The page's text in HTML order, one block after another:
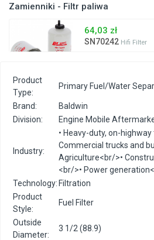
Zamienniki - Filtr paliwa
64,03 zł
SN70242 Hifi Filter
Product
Type:
Primary Fuel/Water
Brand:
Baldwin
Division:
Engine Mobile
Industry:
• Heavy-duty, on-
Commercial trucks and
Agriculture<br/>•
<br/>• Power
Technology:Filtration
Product
Style:
Fuel Filter
Outside
Diameter:
3 1/2 (88.9)